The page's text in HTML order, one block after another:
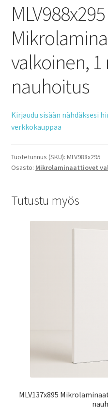
MLV988x295
valkoinen, 1
nauhoitus
Kirjaudu sisään nähdäksesi
verkkokauppaa
Tuotetunnus (SKU): MLV988x295
Osasto: Mikrolaminaattiovet
Tutustu myös
MLV137x895